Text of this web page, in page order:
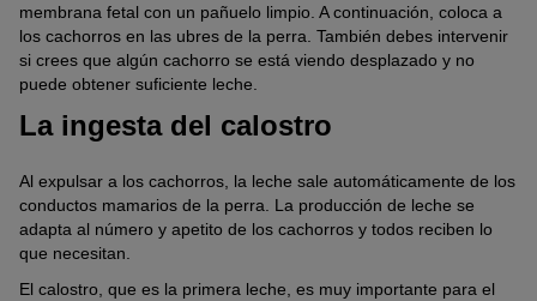
membrana fetal con un pañuelo limpio. A continuación, coloca a
los cachorros en las ubres de la perra. También debes intervenir
si crees que algún cachorro se está viendo desplazado y no
puede obtener suficiente leche.
La ingesta del calostro
Al expulsar a los cachorros, la leche sale automáticamente de los
conductos mamarios de la perra. La producción de leche se
adapta al número y apetito de los cachorros y todos reciben lo
que necesitan.
El calostro, que es la primera leche, es muy importante para el